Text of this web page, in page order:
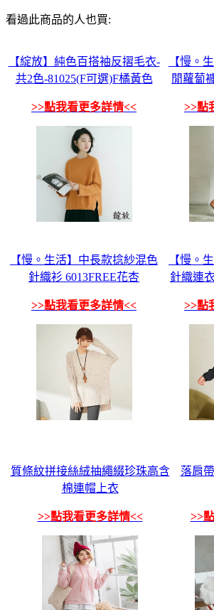
看過此商品的人也買:
【綻放】純色百搭袖反摺毛衣-
共2色-81025(F可選)F橘黃色
>>點我看更多詳情<<
【慢。
閒蘿蔔
>>點
【慢。生活】中長款捻紗混色
針織衫 6013FREE花杏
>>點我看更多詳情<<
【慢。
針織連
>>點
質條紋拼接絲絨抽繩綴珍珠高含
棉連帽上衣
>>點我看更多詳情<<
落肩
>>